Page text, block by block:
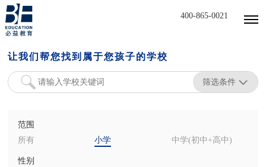
400-865-0021
让我们帮您找到属于您孩子的学校
筛选条件
范围
所有
小学 中学(初中+高中)
性别